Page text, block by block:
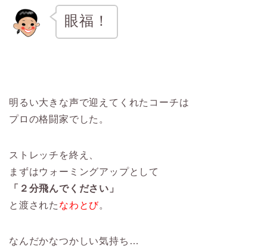
眼福！
明るい大きな声で迎えてくれたコーチは
プロの格闘家でした。
ストレッチを終え、
まずはウォーミングアップとして
「２分飛んでください」
と渡された なわとび。
なんだかなつかしい気持ち…